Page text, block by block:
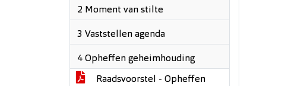
2 Moment van stilte
3 Vaststellen agenda
4 Opheffen geheimhouding
Raadsvoorstel - Opheffen